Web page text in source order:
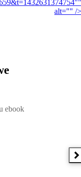
alt="" />
Patrycja Kubiesa -
ebook